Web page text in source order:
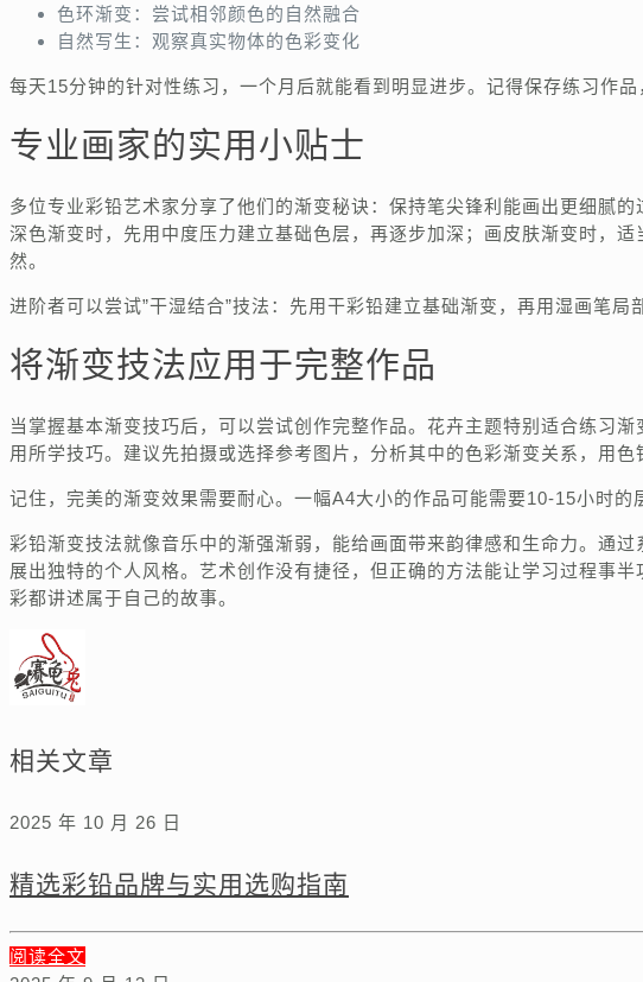
色环渐变：尝试相邻颜色的自然融合
自然写生：观察真实物体的色彩变化
每天15分钟的针对性练习，一个月后就能看到明显进步。记得保存练习作品
专业画家的实用小贴士
多位专业彩铅艺术家分享了他们的渐变秘诀：保持笔尖锋利能画出更细腻
深色渐变时，先用中度压力建立基础色层，再逐步加深；画皮肤渐变时，
然。
进阶者可以尝试”干湿结合”技法：先用干彩铅建立基础渐变，再用湿画笔局
将渐变技法应用于完整作品
当掌握基本渐变技巧后，可以尝试创作完整作品。花卉主题特别适合练习
用所学技巧。建议先拍摄或选择参考图片，分析其中的色彩渐变关系，用色
记住，完美的渐变效果需要耐心。一幅A4大小的作品可能需要10-15小时的
彩铅渐变技法就像音乐中的渐强渐弱，能给画面带来韵律感和生命力。通
展出独特的个人风格。艺术创作没有捷径，但正确的方法能让学习过程事
彩都讲述属于自己的故事。
相关文章
2025 年 10 月 26 日
精选彩铅品牌与实用选购指南
阅读全文